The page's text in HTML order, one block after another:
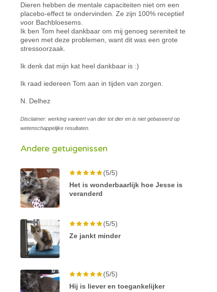
Dieren hebben de mentale capaciteiten niet om een
placebo-effect te ondervinden. Ze zijn 100% receptief
voor Bachbloesems.
Ik ben Tom heel dankbaar om mij genoeg sereniteit te
geven met deze problemen, want dit was een grote
stressoorzaak.
Ik denk dat mijn kat heel dankbaar is :)
Ik raad iedereen Tom aan in tijden van zorgen.
N. Delhez
Disclaimer: werking varieert van dier tot dier en is niet gebaseerd op
wetenschappelijke resultaten.
Andere getuigenissen
(5/5)
Het is wonderbaarlijk hoe Jesse is
veranderd
(5/5)
Ze jankt minder
(5/5)
Hij is liever en toegankelijker